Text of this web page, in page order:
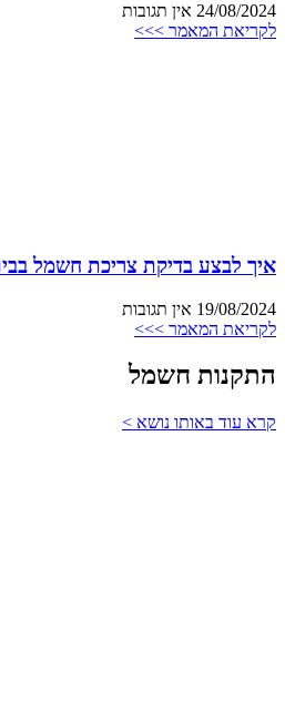
24/08/2024 אין תגובות
לקריאת המאמר >>>
איך לבצע בדיקת צריכת חשמל
19/08/2024 אין תגובות
לקריאת המאמר >>>
התקנות חשמל
קרא עוד באותו נושא >